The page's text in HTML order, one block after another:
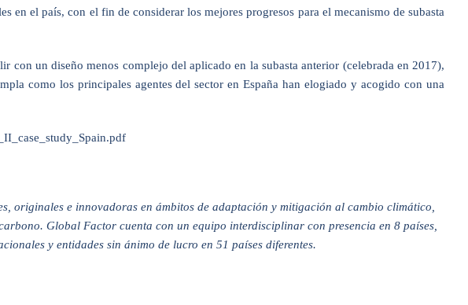
en el país, con el fin de considerar los mejores progresos para el mecanismo de subasta
con un diseño menos complejo del aplicado en la subasta anterior (celebrada en 2017),
como los principales agentes del sector en España han elogiado y acogido con una
originales e innovadoras en ámbitos de adaptación y mitigación al cambio climático,
Global Factor cuenta con un equipo interdisciplinar con presencia en 8 países,
y entidades sin ánimo de lucro en 51 países diferentes.